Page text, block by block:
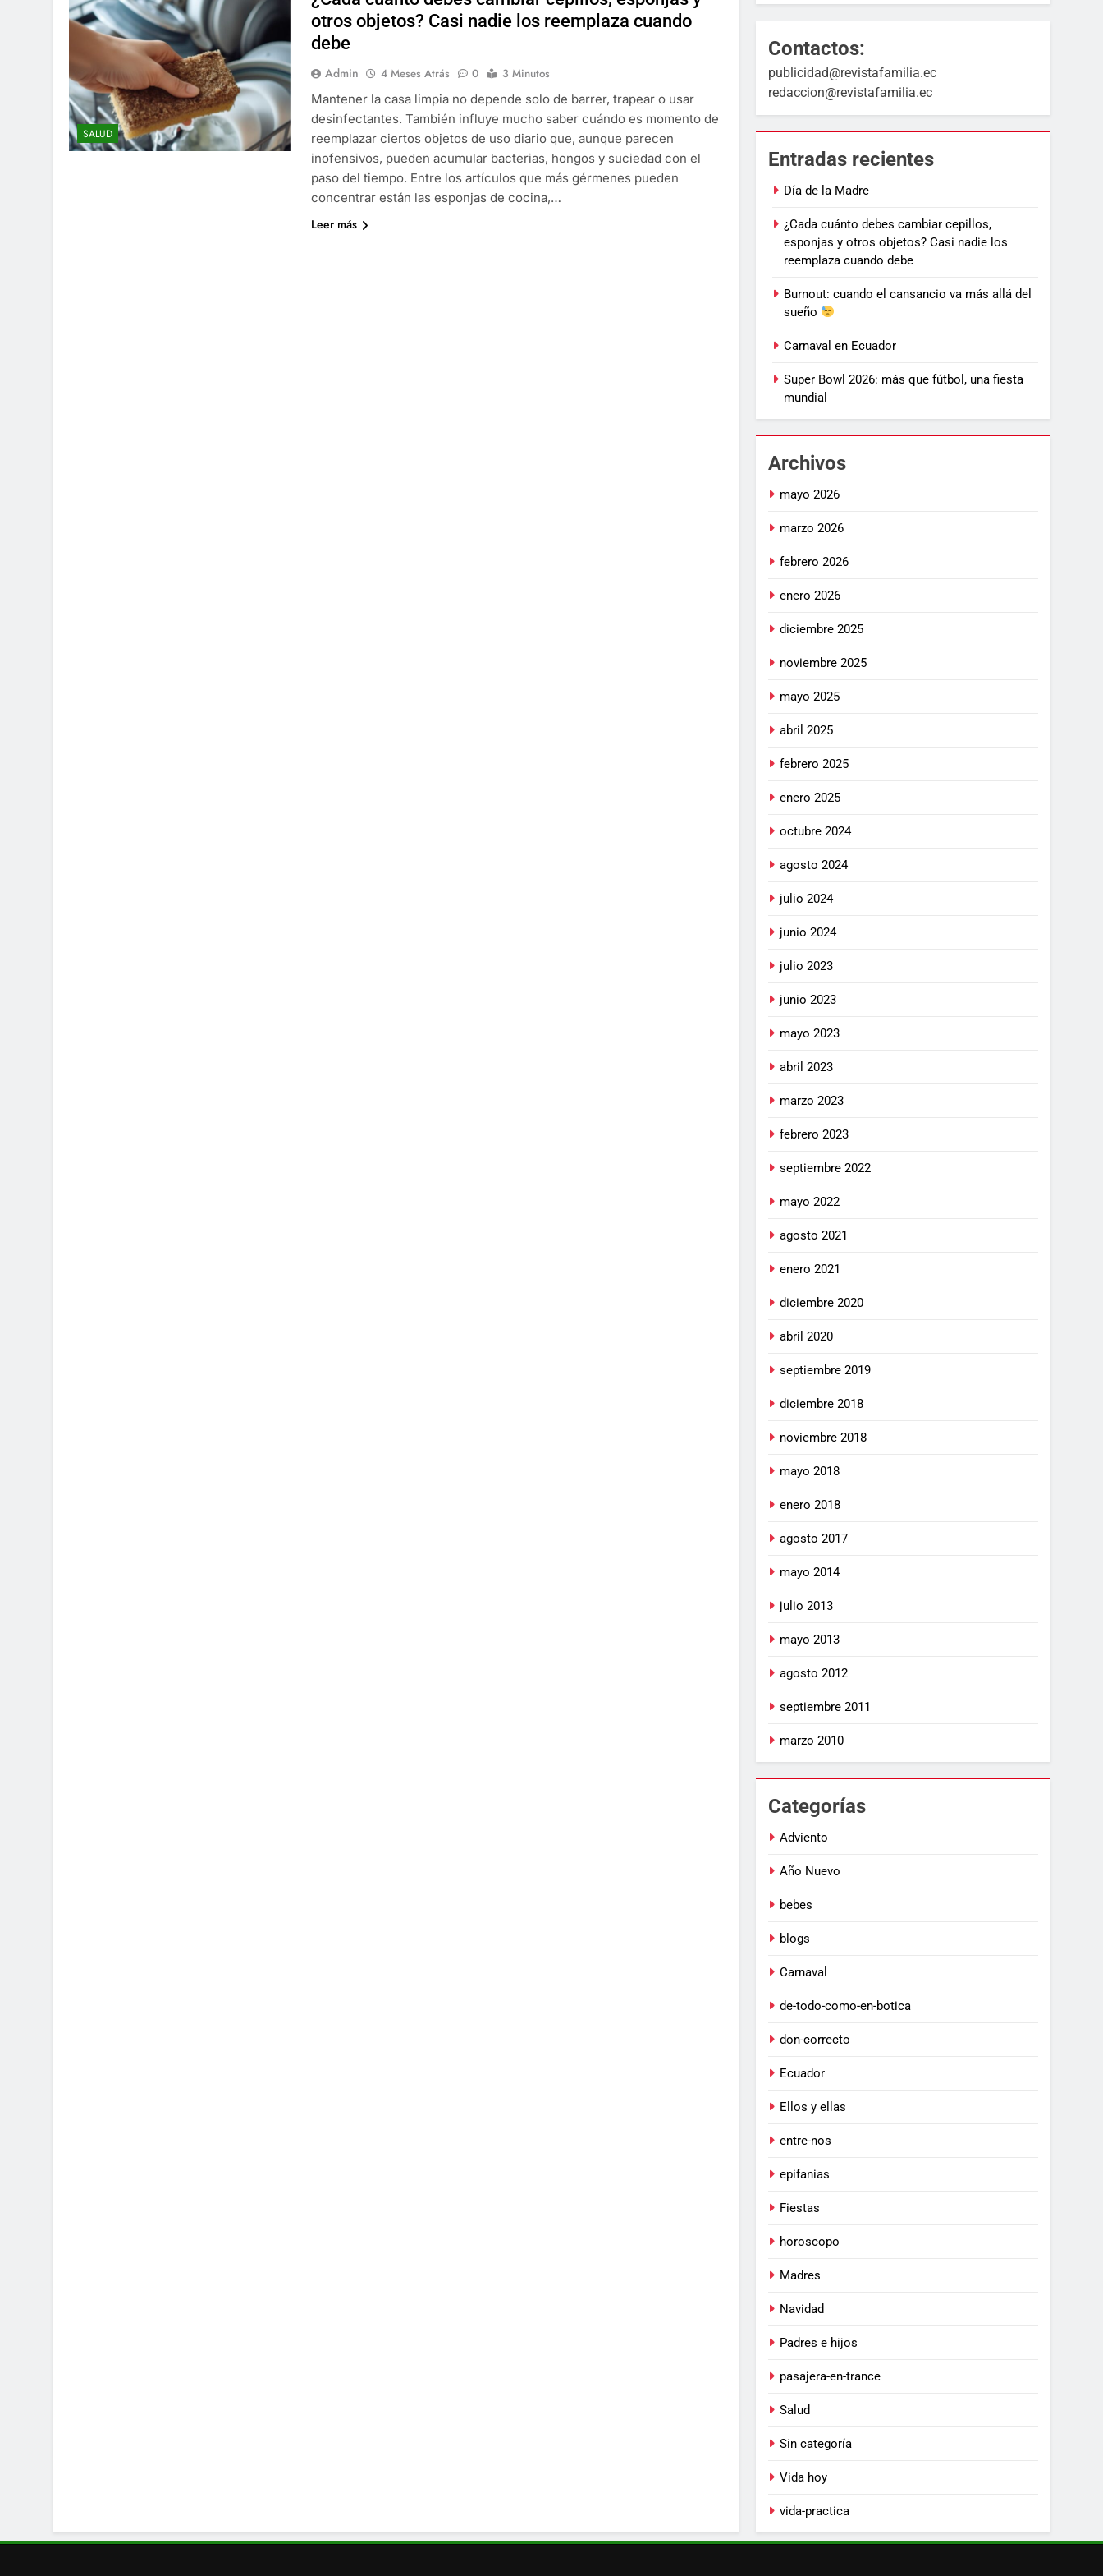
SALUD
otros objetos? Casi nadie los reemplaza cuando
debe
Admin 4 Meses Atrás 0
3 Minutos
Mantener la casa limpia no depende solo de barrer, trapear o usar
desinfectantes. También influye mucho saber cuándo es momento de
reemplazar ciertos objetos de uso diario que, aunque parecen
inofensivos, pueden acumular bacterias, hongos y suciedad con el
paso del tiempo. Entre los artículos que más gérmenes pueden
concentrar están las esponjas de cocina,…
Leer más
Contactos:
publicidad@revistafamilia.ec
redaccion@revistafamilia.ec
Entradas recientes
Día de la Madre
¿Cada cuánto debes cambiar cepillos,
esponjas y otros objetos? Casi nadie los
reemplaza cuando debe
Burnout: cuando el cansancio va más allá del
sueño
Carnaval en Ecuador
Super Bowl 2026: más que fútbol, una fiesta
mundial
Archivos
mayo 2026
marzo 2026
febrero 2026
enero 2026
diciembre 2025
noviembre 2025
mayo 2025
abril 2025
febrero 2025
enero 2025
octubre 2024
agosto 2024
julio 2024
junio 2024
julio 2023
junio 2023
mayo 2023
abril 2023
marzo 2023
febrero 2023
septiembre 2022
mayo 2022
agosto 2021
enero 2021
diciembre 2020
abril 2020
septiembre 2019
diciembre 2018
noviembre 2018
mayo 2018
enero 2018
agosto 2017
mayo 2014
julio 2013
mayo 2013
agosto 2012
septiembre 2011
marzo 2010
Categorías
Adviento
Año Nuevo
bebes
blogs
Carnaval
de-todo-como-en-botica
don-correcto
Ecuador
Ellos y ellas
entre-nos
epifanias
Fiestas
horoscopo
Madres
Navidad
Padres e hijos
pasajera-en-trance
Salud
Sin categoría
Vida hoy
vida-practica